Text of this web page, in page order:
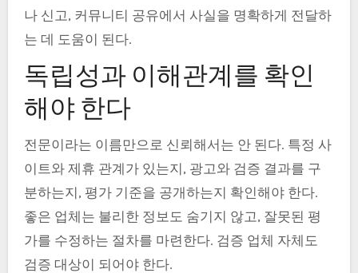
나 신고, 커뮤니티 공유에서 사실을 명확하게 전달하
는 데 도움이 된다.
독립성과 이해관계를 확인
해야 한다
전문이라는 이름만으로 신뢰해서는 안 된다. 특정 사
이트와 제휴 관계가 있는지, 광고와 검증 결과를 구
분하는지, 평가 기준을 공개하는지 확인해야 한다.
좋은 업체는 불리한 정보도 숨기지 않고, 잘못된 평
가를 수정하는 절차를 마련한다. 검증 업체 자체도
검증 대상이 되어야 한다.